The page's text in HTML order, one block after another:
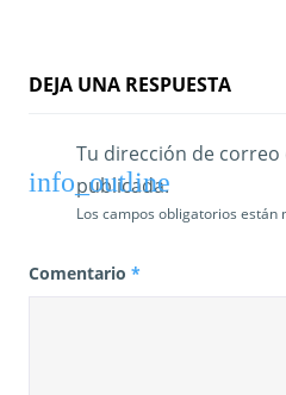
a
s
DEJA UNA RESPUESTA
Tu dirección de
publicada.
Los campos obligatorios están
Comentario *